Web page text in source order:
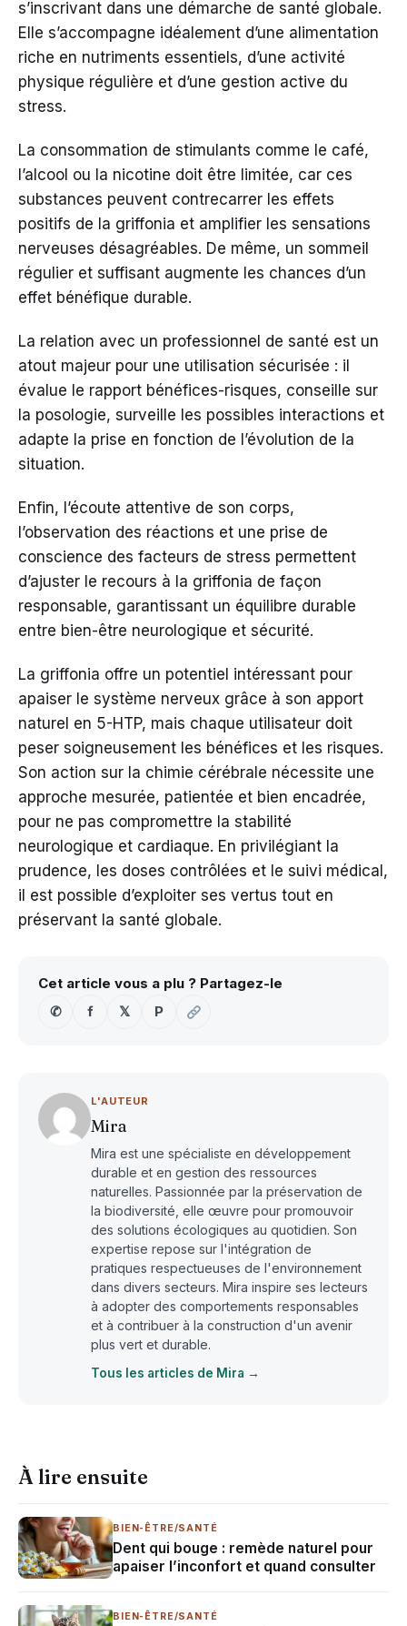
s’inscrivant dans une démarche de santé globale.
Elle s’accompagne idéalement d’une alimentation
riche en nutriments essentiels, d’une activité
physique régulière et d’une gestion active du
stress.
La consommation de stimulants comme le café,
l’alcool ou la nicotine doit être limitée, car ces
substances peuvent contrecarrer les effets
positifs de la griffonia et amplifier les sensations
nerveuses désagréables. De même, un sommeil
régulier et suffisant augmente les chances d’un
effet bénéfique durable.
La relation avec un professionnel de santé est un
atout majeur pour une utilisation sécurisée : il
évalue le rapport bénéfices-risques, conseille sur
la posologie, surveille les possibles interactions et
adapte la prise en fonction de l’évolution de la
situation.
Enfin, l’écoute attentive de son corps,
l’observation des réactions et une prise de
conscience des facteurs de stress permettent
d’ajuster le recours à la griffonia de façon
responsable, garantissant un équilibre durable
entre bien-être neurologique et sécurité.
La griffonia offre un potentiel intéressant pour
apaiser le système nerveux grâce à son apport
naturel en 5-HTP, mais chaque utilisateur doit
peser soigneusement les bénéfices et les risques.
Son action sur la chimie cérébrale nécessite une
approche mesurée, patientée et bien encadrée,
pour ne pas compromettre la stabilité
neurologique et cardiaque. En privilégiant la
prudence, les doses contrôlées et le suivi médical,
il est possible d’exploiter ses vertus tout en
préservant la santé globale.
Cet article vous a plu ? Partagez-le
✆
f 𝕏 P
L'AUTEUR
Mira
Mira est une spécialiste en développement
durable et en gestion des ressources
naturelles. Passionnée par la préservation de
la biodiversité, elle œuvre pour promouvoir
des solutions écologiques au quotidien. Son
expertise repose sur l'intégration de
pratiques respectueuses de l'environnement
dans divers secteurs. Mira inspire ses lecteurs
à adopter des comportements responsables
et à contribuer à la construction d'un avenir
plus vert et durable.
Tous les articles de Mira →
À lire ensuite
BIEN-ÊTRE/SANTÉ
Dent qui bouge : remède naturel pour
apaiser l’inconfort et quand consulter
BIEN-ÊTRE/SANTÉ